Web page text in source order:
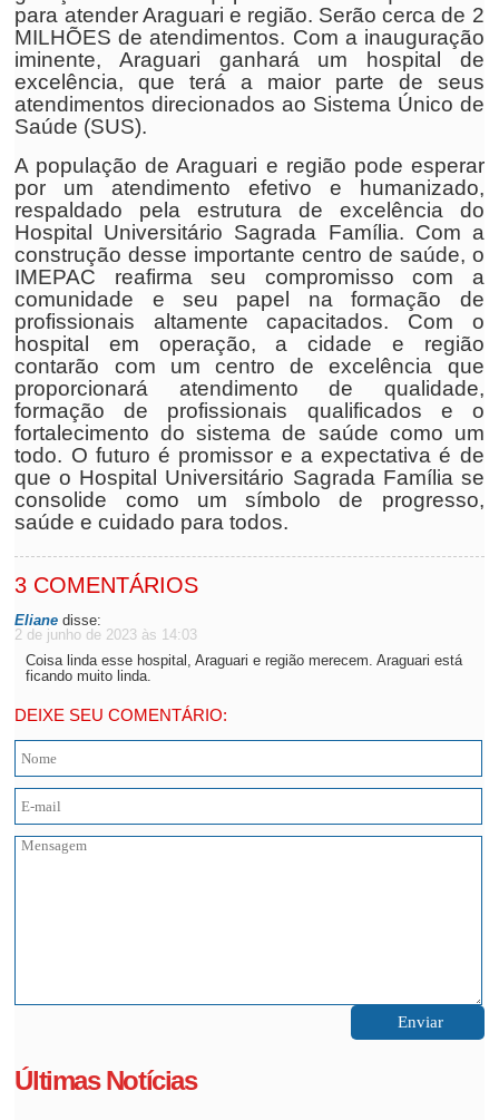
para atender Araguari e região. Serão cerca de 2
MILHÕES de atendimentos. Com a inauguração
iminente, Araguari ganhará um hospital de
excelência, que terá a maior parte de seus
atendimentos direcionados ao Sistema Único de
Saúde (SUS).
A população de Araguari e região pode esperar
por um atendimento efetivo e humanizado,
respaldado pela estrutura de excelência do
Hospital Universitário Sagrada Família. Com a
construção desse importante centro de saúde, o
IMEPAC reafirma seu compromisso com a
comunidade e seu papel na formação de
profissionais altamente capacitados. Com o
hospital em operação, a cidade e região
contarão com um centro de excelência que
proporcionará atendimento de qualidade,
formação de profissionais qualificados e o
fortalecimento do sistema de saúde como um
todo. O futuro é promissor e a expectativa é de
que o Hospital Universitário Sagrada Família se
consolide como um símbolo de progresso,
saúde e cuidado para todos.
3 COMENTÁRIOS
Eliane disse:
2 de junho de 2023 às 14:03
Coisa linda esse hospital, Araguari e região merecem. Araguari está
ficando muito linda.
DEIXE SEU COMENTÁRIO:
Últimas Notícias